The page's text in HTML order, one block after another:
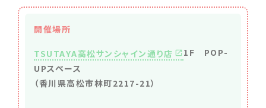
開催場所
TSUTAYA高松サンシャイン通り店
1F POP-
UPスペース
（香川県高松市林町2217-21）